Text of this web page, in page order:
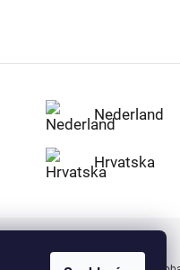
Nederland
Hrvatska